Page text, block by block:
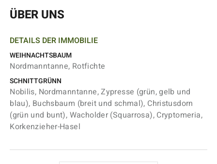
ÜBER UNS
DETAILS DER IMMOBILIE
WEIHNACHTSBAUM
Nordmanntanne, Rotfichte
SCHNITTGRÜNN
Nobilis, Nordmanntanne, Zypresse (grün, gelb und
blau), Buchsbaum (breit und schmal), Christusdorn
(grün und bunt), Wacholder (Squarrosa), Cryptomeria,
Korkenzieher-Hasel